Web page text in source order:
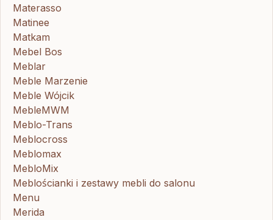
Materasso
Matinee
Matkam
Mebel Bos
Meblar
Meble Marzenie
Meble Wójcik
MebleMWM
Meblo-Trans
Meblocross
Meblomax
MebloMix
Meblościanki i zestawy mebli do salonu
Menu
Merida